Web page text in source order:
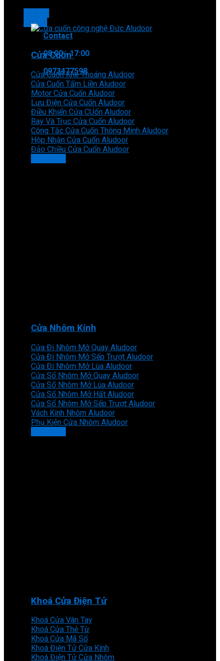
Tin tức
Contact
08:00 - 17:00
0973477598
Cửa Cuốn
Cửa Cuốn Khe Thoáng Aludoor
Cửa Cuốn Tấm Liền Aludoor
Motor Cửa Cuốn Aludoor
Lưu Điện Cửa Cuốn Aludoor
Điều Khiển Cửa CUốn Aludoor
Ray Và Trục Cửa Cuốn Aludoor
Công Tắc Cửa Cuốn Thông Minh Aludoor
Hộp Nhận Cửa Cuốn Aludoor
Đảo Chiều Cửa Cuốn Aludoor
Cửa Nhôm Kính
Cửa Đi Nhôm Mở Quay Aludoor
Cửa Đi Nhôm Mở Sếp Trượt Aludoor
Cửa Đi Nhôm Mở Lùa Aludoor
Cửa Sổ Nhôm Mở Quay Aludoor
Cửa Sổ Nhôm Mở Lùa Aludoor
Cửa Sổ Nhôm Mở Hất Aludoor
Cửa Sổ Nhôm Mở Sếp Trượt Aludoor
Vách Kính Nhôm Aludoor
Phụ Kiện Cửa Nhôm Aludoor
Khoá Cửa Điện Tử
Khoá Cửa Vân Tay
Khoá Cửa Thẻ Từ
Khoá Cửa Mã Số
Khoá Điện Tử Cửa Kính
Khoá Điện Tử Cửa Nhôm